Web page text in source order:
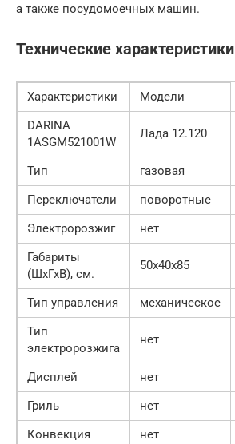
а также посудомоечных машин.
Технические характеристики
Характеристики
Модели
DARINA
1ASGM521001W
Лада 12.120
Тип
газовая
Переключатели
поворотные
Электророзжиг
нет
Габариты
(ШхГхВ), см.
50х40х85
Тип управления механическое
Тип
электророзжига
нет
Дисплей нет
Гриль
нет
Конвекция
нет